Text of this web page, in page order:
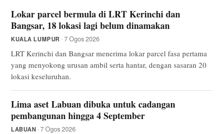
Lokar parcel bermula di LRT Kerinchi dan
Bangsar, 18 lokasi lagi belum dinamakan
KUALA LUMPUR · 7 Ogos 2026
LRT Kerinchi dan Bangsar menerima lokar parcel fasa pertama
yang menyokong urusan ambil serta hantar, dengan sasaran 20
lokasi keseluruhan.
Lima aset Labuan dibuka untuk cadangan
pembangunan hingga 4 September
LABUAN · 7 Ogos 2026